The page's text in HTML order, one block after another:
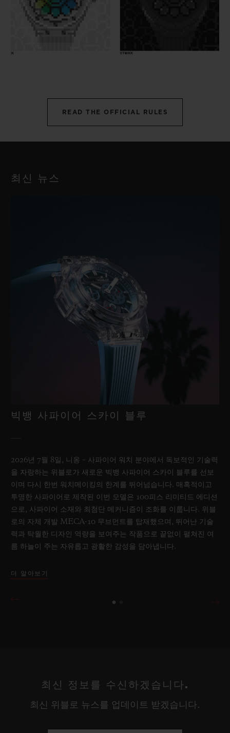
READ THE OFFICIAL RULES
최신 뉴스
빅뱅 사파이어 스카이 블루
2026년 7월 8일, 니옹 – 사파이어 워치 분야에서 독보적인 기술력
을 자랑하는 위블로가 새로운 빅뱅 사파이어 스카이 블루를 선보
이며 다시 한번 워치메이킹의 한계를 뛰어넘습니다. 매혹적이고
투명한 사파이어로 제작된 이번 모델은 100피스 리미티드 에디션
으로, 사파이어 소재와 최첨단 메커니즘이 조화를 이룹니다. 위블
로의 자체 개발 MECA-10 무브먼트를 탑재했으며, 뛰어난 기술
력과 탁월한 디자인 역량을 보여주는 작품으로 끝없이 펼쳐진 여
름 하늘이 주는 자유롭고 광활한 감성을 담아냅니다.
더 알아보기
최신 정보를 수신하겠습니다.
최신 위블로 뉴스를 업데이트 받겠습니다.